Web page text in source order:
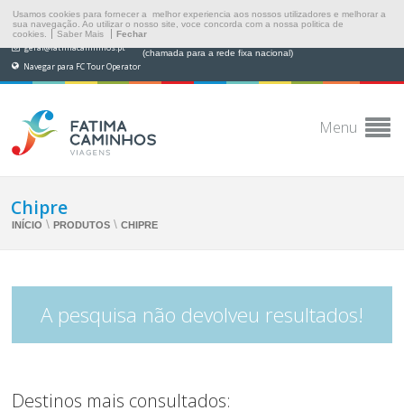
Usamos cookies para fornecer a melhor experiencia aos nossos utilizadores e melhorar a
sua navegação. Ao utilizar o nosso site, voce concorda com a nossa politica de
cookies.
Saber Mais Fechar
geral@fatimacaminhos.pt (chamada para a rede fixa nacional)
Navegar para FC Tour Operator
Menu
Chipre
INÍCIO \ PRODUTOS \ CHIPRE
A pesquisa não devolveu resultados!
Destinos mais consultados: